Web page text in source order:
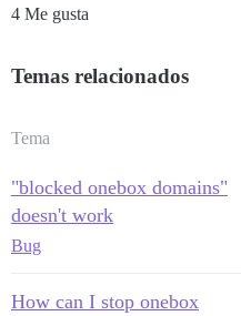
4 Me gusta
Temas relacionados
Tema
"blocked onebox domains"
doesn't work
Bug
How can I stop onebox